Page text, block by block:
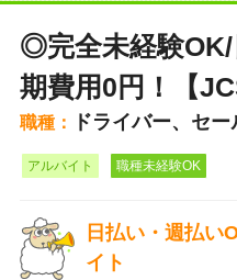
◎完全未経験OK/
期費用0円！【
職種： ドライバー、セ
アルバイト 職種未経験OK
日払い・週払い
イト